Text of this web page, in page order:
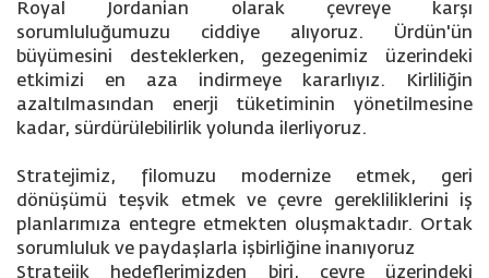
Royal Jordanian olarak çevreye karşı
sorumluluğumuzu ciddiye alıyoruz. Ürdün'ün
büyümesini desteklerken, gezegenimiz üzerindeki
etkimizi en aza indirmeye kararlıyız. Kirliliğin
azaltılmasından enerji tüketiminin yönetilmesine
kadar, sürdürülebilirlik yolunda ilerliyoruz.
Stratejimiz, filomuzu modernize etmek, geri
dönüşümü teşvik etmek ve çevre gerekliliklerini iş
planlarımıza entegre etmekten oluşmaktadır. Ortak
sorumluluk ve paydaşlarla işbirliğine inanıyoruz
Stratejik hedeflerimizden biri, çevre üzerindeki